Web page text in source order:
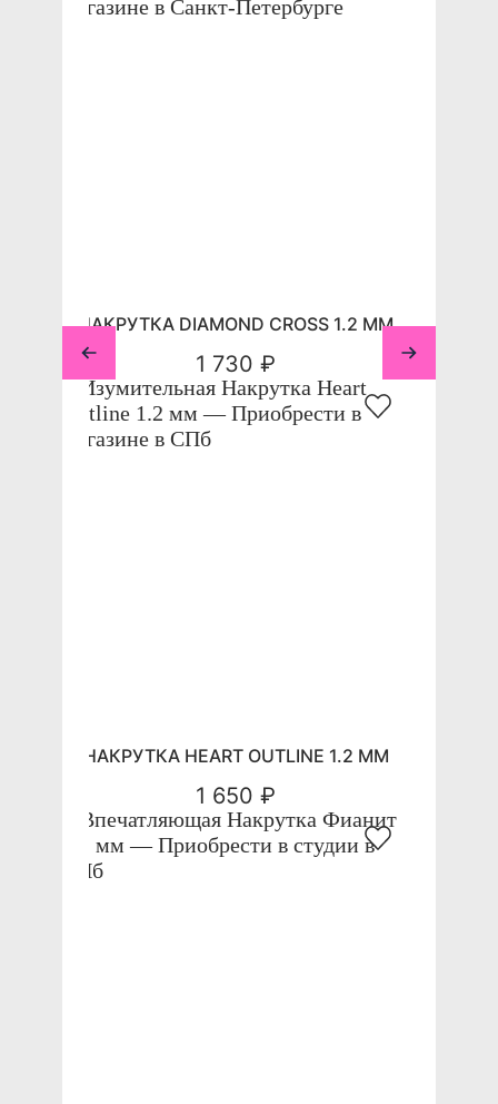
НАКРУТКА DIAMOND CROSS 1.2 ММ
1 730 ₽
НАКРУТКА HEART OUTLINE 1.2 ММ
1 650 ₽